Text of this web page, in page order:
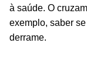
à saúde. O
exemplo, saber
derrame.